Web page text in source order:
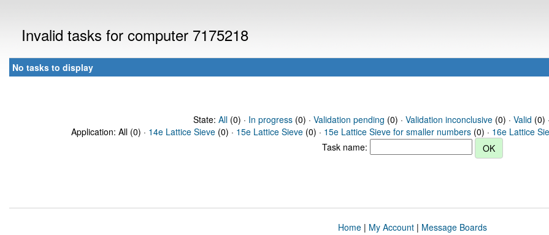
Invalid tasks for computer 7175218
No tasks to display
State: All(0) · In progress(0) · Validation pending (0) · Validation inconclusive(0) · Valid (0)
Application: All (0) · 14e Lattice Sieve (0) · 15e Lattice Sieve (0) · 15e Lattice Sieve for smaller numbers (0) · 16e Lattice
Task name:
Home| My Account| Message Boards